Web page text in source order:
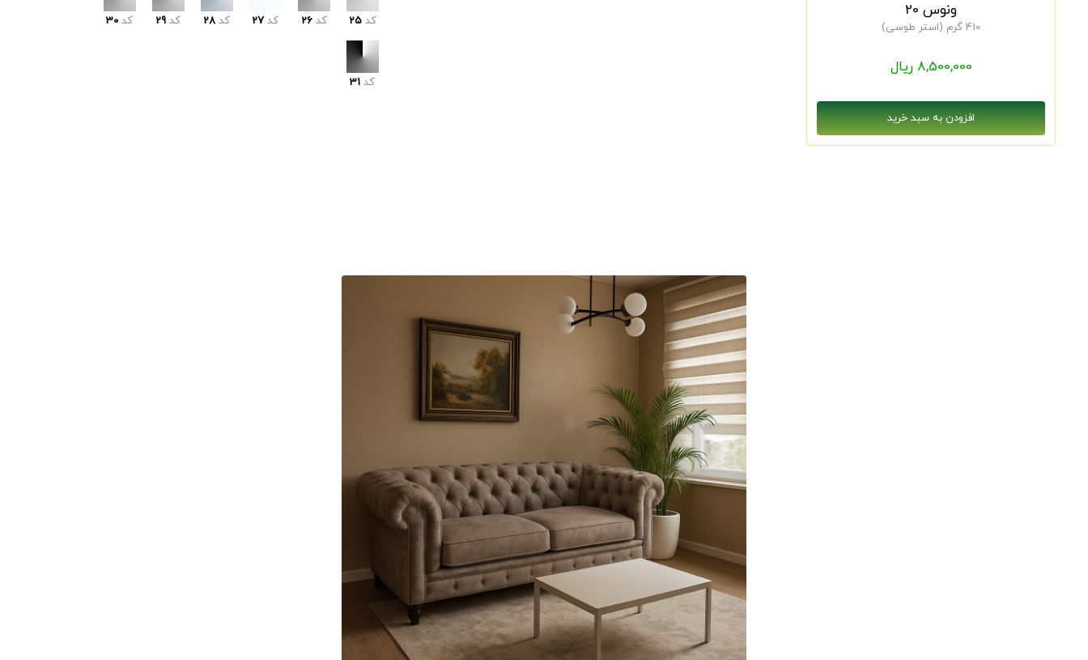
ونوس 20
410 گرم (استر طوسی)
8,500,000 ریال
کد 25 کد 26 کد 27 کد 28 کد 29 کد 30
کد 31